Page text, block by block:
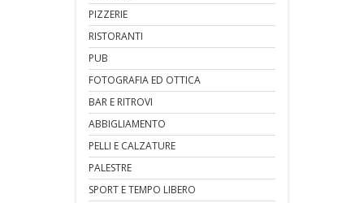
PIZZERIE
RISTORANTI
PUB
FOTOGRAFIA ED OTTICA
BAR E RITROVI
ABBIGLIAMENTO
PELLI E CALZATURE
PALESTRE
SPORT E TEMPO LIBERO